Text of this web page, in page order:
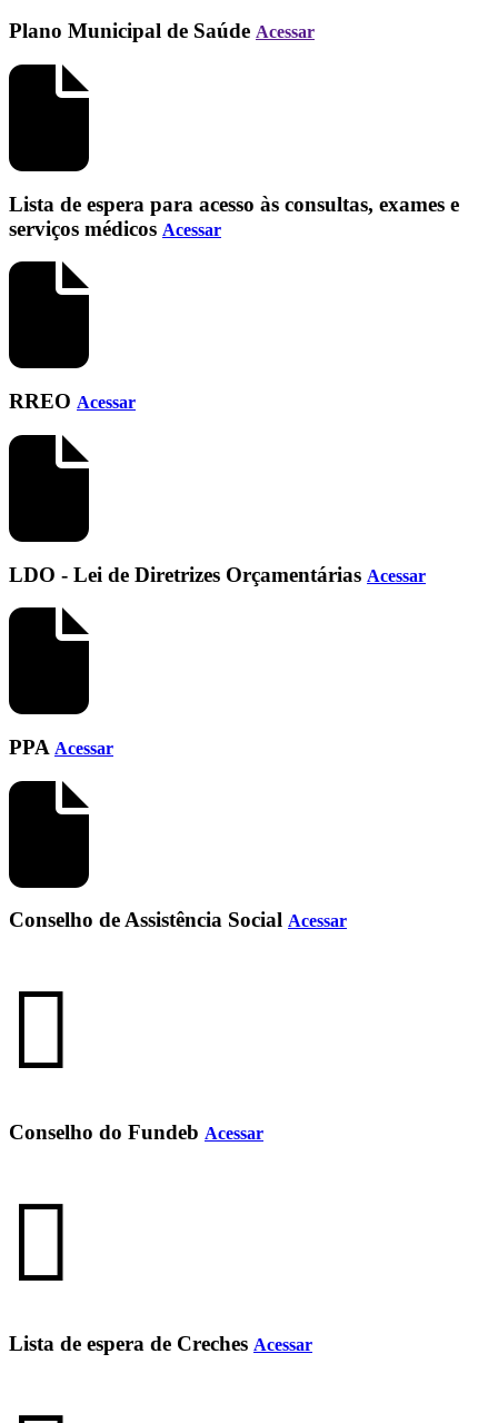
Plano Municipal de Saúde Acessar
Lista de espera para acesso às consultas, exames e
serviços médicos Acessar
RREO Acessar
LDO - Lei de Diretrizes Orçamentárias Acessar
PPA Acessar
Conselho de Assistência Social Acessar
Conselho do Fundeb Acessar
Lista de espera de Creches Acessar